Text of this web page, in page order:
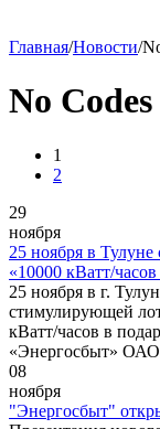
Главная/Новости/
No
1
2
29
ноября
25 ноября в
«10000 кВатт/
25 ноября в г.
стимулирующей
кВатт/часов в
«Энергосбыт»
08
ноября
"Энергосбыт"